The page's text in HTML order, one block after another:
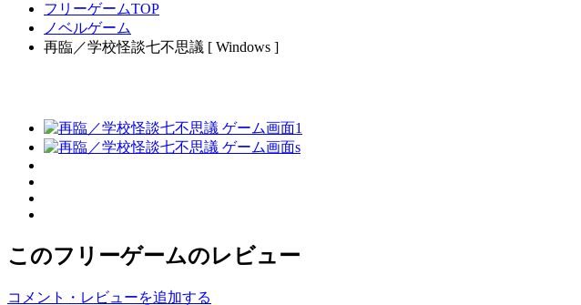
フリーゲームTOP
ノベルゲーム
再臨／学校怪談七不思議 [ Windows ]
このフリーゲームのレビュー
コメント・レビューを追加する